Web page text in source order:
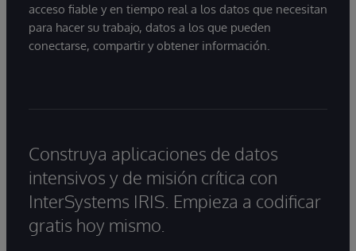
acceso fiable y en tiempo real a los datos que necesitan
para hacer su trabajo, datos a los que pueden
conectarse, compartir y obtener información.
Construya aplicaciones de datos
intensivos y de misión crítica con
InterSystems IRIS. Empieza a codificar
gratis hoy mismo.